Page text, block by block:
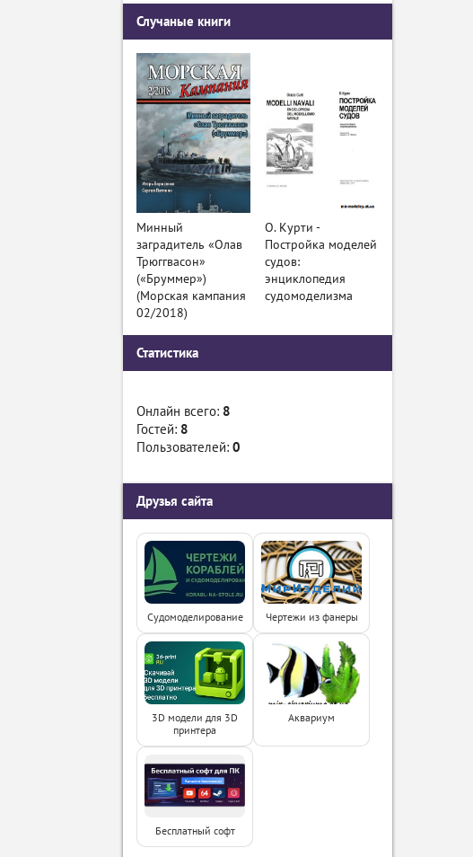
Случаные книги
Минный
заградитель «Олав
Трюггвасон»
(«Бруммер»)
(Морская кампания
02/2018)
О. Курти -
Постройка моделей
судов:
энциклопедия
судомоделизма
Статистика
Онлайн всего: 8
Гостей: 8
Пользователей: 0
Друзья сайта
Судомоделирование Чертежи из фанеры
3D модели для 3D
принтера
Аквариум
Бесплатный софт